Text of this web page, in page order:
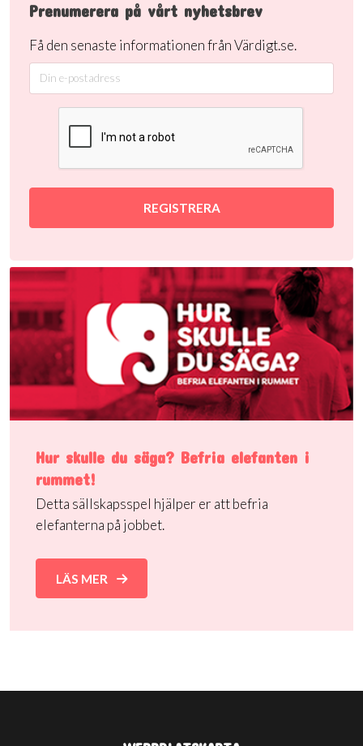
Prenumerera på vårt nyhetsbrev
Få den senaste informationen från Värdigt.se.
REGISTRERA
Hur skulle du säga? Befria elefanten i
rummet!
Detta sällskapsspel hjälper er att befria
elefanterna på jobbet.
LÄS MER